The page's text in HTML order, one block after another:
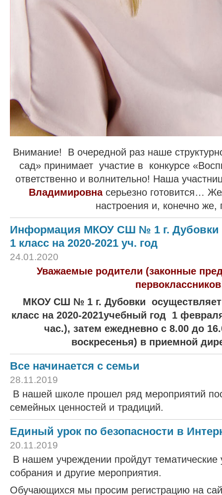
Внимание! В очередной раз наше
сад» принимает участие в конкурсе
ответственно и волнительно! Наша
Владимировна серьезно готовится…
настроения и, конечно
Информация МКОУ СШ № 1 г. Дубовки
1 класс на 2020-2021 уч. год
24.01.2020
Уважаемые родители (законные
МКОУ СШ № 1 г. Дубовки
класс на 2020-2021учебный год
1
час.), затем ежедневно с 8.00 до
воскресенья) в приемной
Все начинается с семьи
28.11.2019
В нашей школе прошел ряд мероприятий
семейных ценностей и традиций.
Единый урок по безопасности в
20.11.2019
В нашем учреждении пройдут тематические
собрания и другие мероприятия.
Обучающихся мы просим регистрацию на